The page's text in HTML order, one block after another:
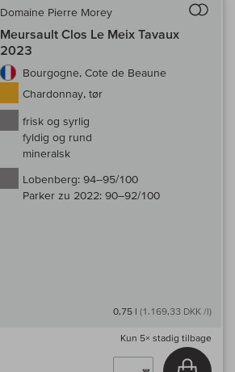
Domaine Pierre Morey
Meursault Clos Le Meix Tavaux
2023
Bourgogne, Cote de Beaune
Chardonnay, tør
frisk og syrlig
fyldig og rund
mineralsk
Lobenberg: 94–95/100
Parker zu 2022: 90–92/100
0,75 l (1.169,33 DKK /l)
Kun 5× stadig tilbage
Læg i